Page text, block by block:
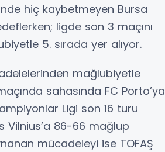
hiç kaybetmeyen Bursa
ligde son 3 maçını
5. sırada yer alıyor.
mağlubiyetle
sahasında FC Porto’ya
Ligi son 16 turu
Vilnius’a 86-66 mağlup
mücadeleyi ise TOFAŞ